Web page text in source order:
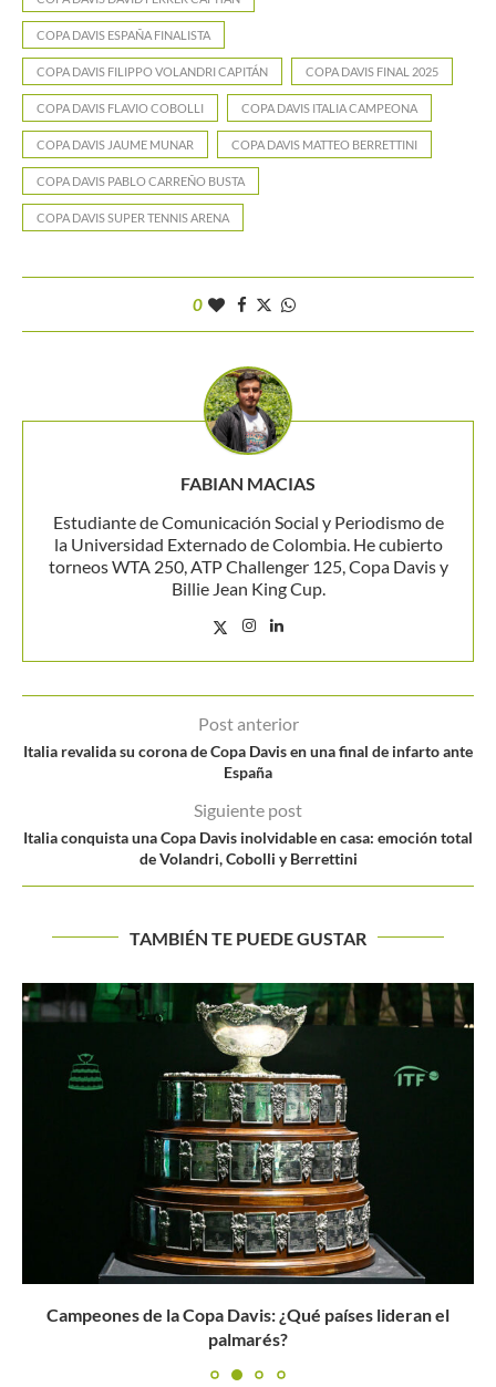
COPA DAVIS ESPAÑA FINALISTA
COPA DAVIS FILIPPO VOLANDRI CAPITÁN COPA DAVIS FINAL 2025
COPA DAVIS FLAVIO COBOLLI COPA DAVIS ITALIA CAMPEONA
COPA DAVIS JAUME MUNAR COPA DAVIS MATTEO BERRETTINI
COPA DAVIS PABLO CARREÑO BUSTA
COPA DAVIS SUPER TENNIS ARENA
0
FABIAN MACIAS
Estudiante de Comunicación Social y Periodismo de
la Universidad Externado de Colombia. He cubierto
torneos WTA 250, ATP Challenger 125, Copa Davis y
Billie Jean King Cup.
Post anterior
Italia revalida su corona de Copa Davis en una final de infarto ante
España
Siguiente post
Italia conquista una Copa Davis inolvidable en casa: emoción total
de Volandri, Cobolli y Berrettini
TAMBIÉN TE PUEDE GUSTAR
Campeones de la Copa Davis: ¿Qué países lideran el
palmarés?